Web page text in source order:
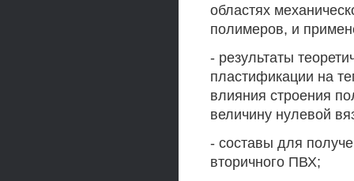
областях
полимеров, и
- результаты
пластификации на
влияния строения
величину нулевой
- составы для
вторичного ПВХ;